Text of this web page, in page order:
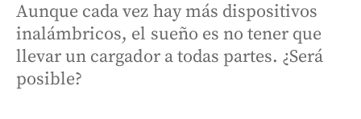
Aunque cada vez hay más dispositivos
inalámbricos, el sueño es no tener que
llevar un cargador a todas partes. ¿Será
posible?